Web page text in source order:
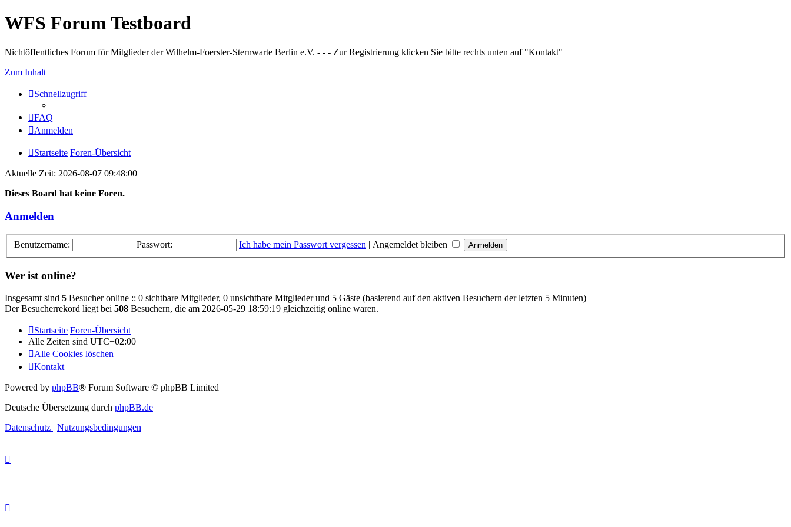
WFS Forum Testboard
Nichtöffentliches Forum für Mitglieder der Wilhelm-Foerster-Sternwarte Berlin e.V. - - - Zur Registrierung klicken Sie bitte rechts unten auf "Kontakt"
Zum Inhalt
Schnellzugriff
FAQ
Anmelden
Startseite Foren-Übersicht
Aktuelle Zeit: 2026-08-07 09:48:00
Dieses Board hat keine Foren.
Anmelden
Benutzername: Passwort: Ich habe mein Passwort vergessen | Angemeldet bleiben
Wer ist online?
Insgesamt sind 5 Besucher online :: 0 sichtbare Mitglieder, 0 unsichtbare Mitglieder und 5 Gäste (basierend auf den aktiven Besuchern der letzten 5 Minuten)
Der Besucherrekord liegt bei 508 Besuchern, die am 2026-05-29 18:59:19 gleichzeitig online waren.
Startseite Foren-Übersicht
Alle Zeiten sind UTC+02:00
Alle Cookies löschen
Kontakt
Powered by phpBB® Forum Software © phpBB Limited
Deutsche Übersetzung durch phpBB.de
Datenschutz | Nutzungsbedingungen